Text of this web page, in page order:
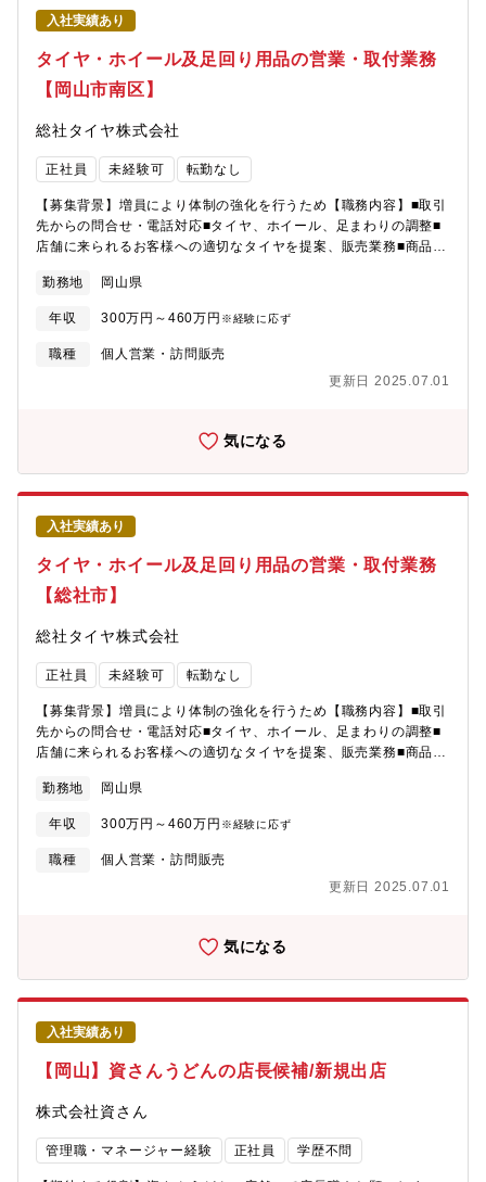
届けるのが役割です。【仕事のやりがい】①文化を売る接客た
だ“モノ”を売るのではなく、背景にある職人の技術・土地の歴史・
ブランドの想いを伝える“ストーリーテリング型”の販売です。②ブ
ランドと共に成長できるグローバルリブランディングにより、今
まさに第二の創業期。チームとしてブランドの未来を一緒に育て
域に展開しており、店舗には海外のお客様も多数来店。語学力を
活かしたい方にも絶好の環境です。④風通しの良い社風販売スタ
ッフの声を商品企画や運営に反映する文化があります。上下関係
よりも“対話”が大切にされる職場です。《同社で働く社員様インタ
ビュー》「“メイドインジャパン”を伝えられる、誇りある仕事で
す。」「英語に自信はなかったけど、心を込めて接客するうちに
自然と伝わり、"Perfect!"と笑顔をもらえた瞬間は忘れられませ
ん。」「“売場をどう魅せようか”をスタッフ同士で毎日考えるのが
ンズソムリエ”の資格取得支援など、プロとして誇れるキャリア形
入社実績あり
タイヤ・ホイール及足回り用品の営業・取付業務
【岡山市南区】
総社タイヤ株式会社
正社員 未経験可 転勤なし
【募集背景】増員により体制の強化を行うため【職務内容】■取引
先からの問合せ・電話対応■タイヤ、ホイール、足まわりの調整■
店舗に来られるお客様への適切なタイヤを提案、販売業務■商品の
ど※安定的にニーズのある職種です。※メーカー公式テキストで
の社内研修で技術が身につきます。※タイヤの商品知識、専門知
識が身につき、車の足まわりのプロになることが出来ます！※業
務割合は配達3割、作業5割、接客2割となります。
勤務地 岡山県
年収 300万円～460万円 ※経験に応ず
職種
個人営業・訪問販売
更新日 2025.07.01
気になる
入社実績あり
タイヤ・ホイール及足回り用品の営業・取付業務
【総社市】
総社タイヤ株式会社
正社員 未経験可 転勤なし
【募集背景】増員により体制の強化を行うため【職務内容】■取引
先からの問合せ・電話対応■タイヤ、ホイール、足まわりの調整■
店舗に来られるお客様への適切なタイヤを提案、販売業務■商品の
ど※安定的にニーズのある職種です。※メーカー公式テキストで
の社内研修で技術が身につきます。※タイヤの商品知識、専門知
識が身につき、車の足まわりのプロになることが出来ます！※業
務割合は配達3割、作業5割、接客2割となります。
勤務地 岡山県
年収 300万円～460万円 ※経験に応ず
職種
個人営業・訪問販売
更新日 2025.07.01
気になる
入社実績あり
【岡山】資さんうどんの店長候補/新規出店
株式会社資さん
管理職・マネージャー経験 正社員 学歴不問